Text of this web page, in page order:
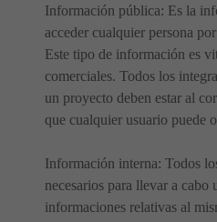
Información pública: Es la
acceder cualquier persona
Este tipo de información es
comerciales. Todos los
un proyecto deben estar al
que cualquier usuario puede
Información interna: Todos
necesarios para llevar a cabo
informaciones relativas al